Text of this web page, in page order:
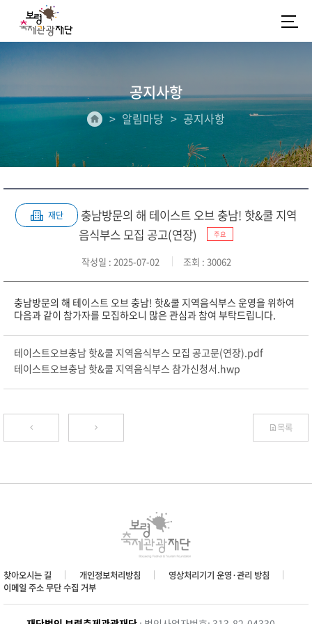
공지사항
알림마당 공지사항
재단
충남방문의 해 테이스트 오브 충남! 핫&쿨 지역
음식부스 모집 공고(연장)
주요
작성일 : 2025-07-02 조회 : 30062
충남방문의 해 테이스트 오브 충남! 핫&쿨 지역음식부스 운영을 위하여
다음과 같이 참가자를 모집하오니 많은 관심과 참여 부탁드립니다.
테이스트오브충남 핫&쿨 지역음식부스 모집 공고문(연장).pdf
테이스트오브충남 핫&쿨 지역음식부스 참가신청서.hwp
목록
찾아오시는 길 개인정보처리방침
영상처리기기 운영·관리 방침
이메일 주소 무단 수집 거부